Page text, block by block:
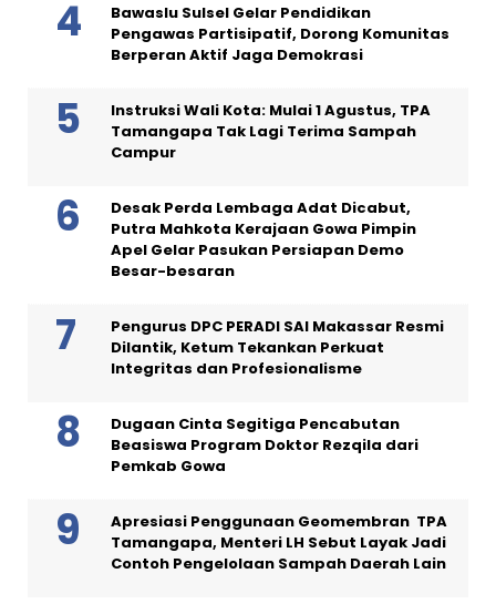
Bawaslu Sulsel Gelar Pendidikan
Pengawas Partisipatif, Dorong Komunitas
Berperan Aktif Jaga Demokrasi
Instruksi Wali Kota: Mulai 1 Agustus, TPA
Tamangapa Tak Lagi Terima Sampah
Campur
Desak Perda Lembaga Adat Dicabut,
Putra Mahkota Kerajaan Gowa Pimpin
Apel Gelar Pasukan Persiapan Demo
Besar-besaran
Pengurus DPC PERADI SAI Makassar Resmi
Dilantik, Ketum Tekankan Perkuat
Integritas dan Profesionalisme
Dugaan Cinta Segitiga Pencabutan
Beasiswa Program Doktor Rezqila dari
Pemkab Gowa
Apresiasi Penggunaan Geomembran TPA
Tamangapa, Menteri LH Sebut Layak Jadi
Contoh Pengelolaan Sampah Daerah Lain